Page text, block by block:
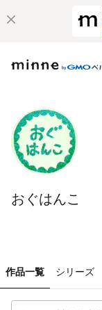
おぐはんこ
作品一覧 シリーズ